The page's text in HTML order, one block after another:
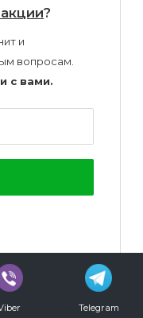
?
и
вопросам.
с вами.
Telegram